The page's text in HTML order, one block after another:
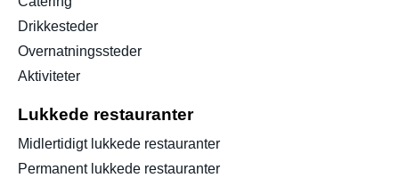
Drikkesteder
Overnatningssteder
Aktiviteter
Lukkede restauranter
Midlertidigt lukkede restauranter
Permanent lukkede restauranter